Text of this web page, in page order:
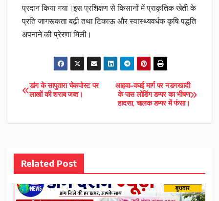
प्रदान किया गया।इस प्रशिक्षण से किसानों में प्राकृतिक खेती के
प्रति जागरूकता बढ़ी तथा टिकाऊ और स्वास्थ्यवर्धक कृषि पद्धति
अपनाने की प्रेरणा मिली।
Post
आहवा–वघई मार्ग पर नडगखादी
के पास लोडिंग डम्पर का भीषण
हादसा, चालक डम्पर में फंसा।
डांग के सापुतारा चेकपोस्ट पर
लाखों की शराब जब्त।
Related Post